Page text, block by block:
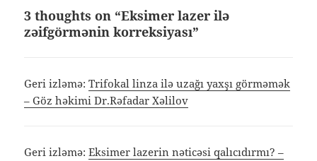
3 thoughts on “Eksimer lazer ilə
zəifgörmənin korreksiyası”
Geri izləmə:Trifokal linza ilə uzağı yaxşı görməmək
– Göz həkimi Dr.Rəfadar Xəlilov
Geri izləmə:Eksimer lazerin nəticəsi qalıcıdırmı? –